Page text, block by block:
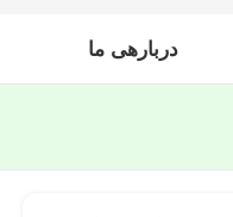
دربارهی ما